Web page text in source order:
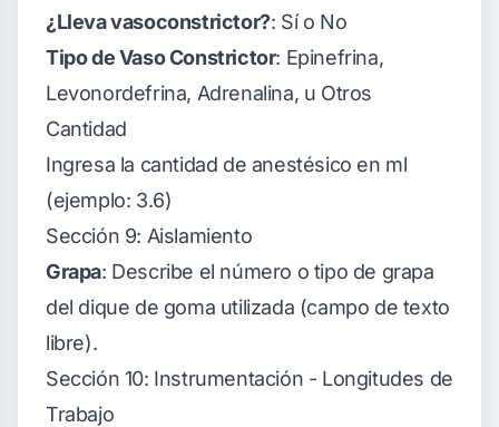
¿Lleva vasoconstrictor?: Sí o No
Tipo de Vaso Constrictor: Epinefrina,
Levonordefrina, Adrenalina, u Otros
Cantidad
Ingresa la cantidad de anestésico en ml
(ejemplo: 3.6)
Sección 9: Aislamiento
Grapa: Describe el número o tipo de grapa
del dique de goma utilizada (campo de texto
libre).
Sección 10: Instrumentación - Longitudes de
Trabajo